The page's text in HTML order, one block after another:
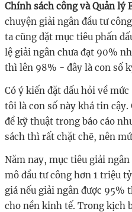
Chính sách công và Quản lý
chuyện giải ngân đầu tư
ta cũng đặt mục tiêu phấn
lệ giải ngân chưa đạt 90%
thì lên 98% - đây là con số
Có ý kiến đặt dấu hỏi về
tôi là con số này khá tin cậy.
đề kỹ thuật trong báo cáo
sách thì rất chặt chẽ, nên
Năm nay, mục tiêu giải
mô đầu tư công hơn 1 triệu
giá nếu giải ngân được
cho nền kinh tế. Trong kịch